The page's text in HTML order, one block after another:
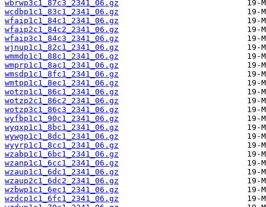
wbrwp3c1_87c3_2341_06.gz
wcdbp1c1_83c1_2341_06.gz
wfaip1c1_84c1_2341_06.gz
wfaip2c1_84c2_2341_06.gz
wfaip3c1_84c3_2341_06.gz
wjnup1c1_82c1_2341_06.gz
wmmdp1c1_88c1_2341_06.gz
wmprp1c1_8ac1_2341_06.gz
wmsdp1c1_8fc1_2341_06.gz
wmtpp1c1_8ec1_2341_06.gz
wotzp1c1_86c1_2341_06.gz
wotzp2c1_86c2_2341_06.gz
wotzp3c1_86c3_2341_06.gz
wyfbp1c1_90c1_2341_06.gz
wyqxp1c1_8bc1_2341_06.gz
wywgp1c1_8dc1_2341_06.gz
wyyrp1c1_8cc1_2341_06.gz
wzabp1c1_6bc1_2341_06.gz
wzanp1c1_6cc1_2341_06.gz
wzaup1c1_6dc1_2341_06.gz
wzaup2c1_6dc2_2341_06.gz
wzbwp1c1_6ec1_2341_06.gz
wzdcp1c1_6fc1_2341_06.gz